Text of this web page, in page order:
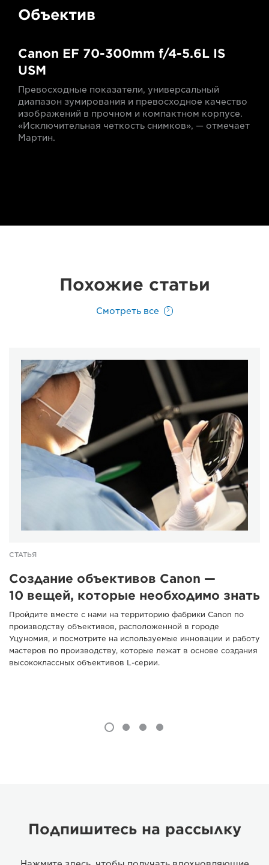
Объектив
Canon EF 70-300mm f/4-5.6L IS
USM
Превосходные показатели, универсальный
диапазон зумирования и превосходное качество
изображений в прочном и компактном корпусе.
«Исключительная четкость снимков», — отмечает
Мартин.
Похожие статьи
Смотреть все
СТАТЬЯ
Создание объективов Canon —
10 вещей, которые необходимо знать
Пройдите вместе с нами на территорию фабрики Canon по
производству объективов, расположенной в городе
Уцуномия, и посмотрите на используемые инновации и работу
мастеров по производству, которые лежат в основе создания
высококлассных объективов L-серии.
Подпишитесь на рассылку